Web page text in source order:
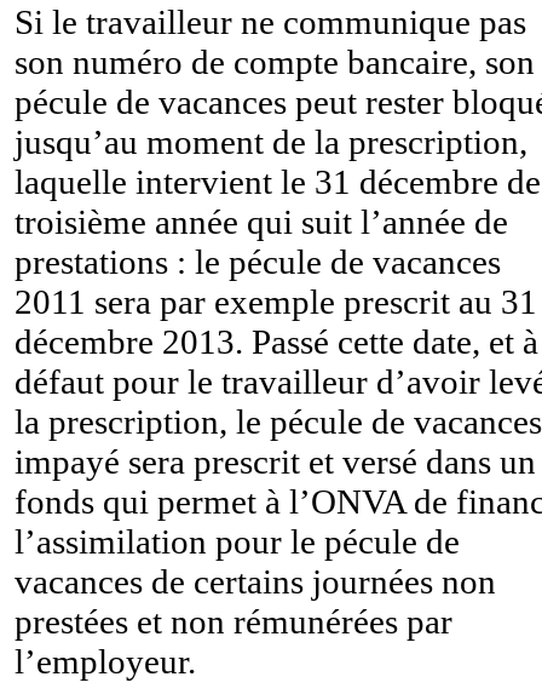
Si le travailleur ne communique pas
son numéro de compte bancaire, son
pécule de vacances peut rester
jusqu’au moment de la prescription,
laquelle intervient le 31 décembre
troisième année qui suit l’année de
prestations : le pécule de vacances
2011 sera par exemple prescrit au 31
décembre 2013. Passé cette date, et à
défaut pour le travailleur d’avoir
la prescription, le pécule de vacances
impayé sera prescrit et versé dans un
fonds qui permet à l’ONVA de
l’assimilation pour le pécule de
vacances de certains journées non
prestées et non rémunérées par
l’employeur.